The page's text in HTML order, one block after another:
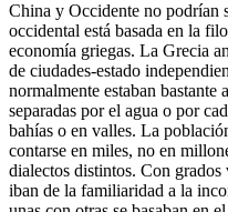
China y Occidente no podrían
occidental está basada en la
economía griegas. La Grecia
de ciudades-estado
normalmente estaban bastante
separadas por el agua o por
bahías o en valles. La
contarse en miles, no en
dialectos distintos. Con
iban de la familiaridad a la